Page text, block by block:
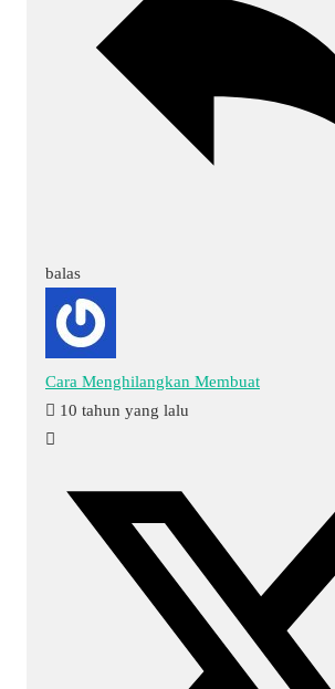
balas
Cara Menghilangkan Membuat
10 tahun yang lalu